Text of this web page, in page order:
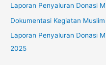
e
s
Laporan Penyaluran Donasi
Dokumentasi Kegiatan
Laporan Penyaluran Donasi
2025